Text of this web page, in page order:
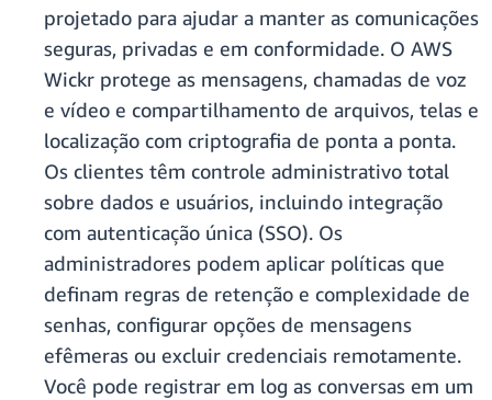
projetado para ajudar a manter as comunicações
seguras, privadas e em conformidade. O AWS
Wickr protege as mensagens, chamadas de voz
e vídeo e compartilhamento de arquivos, telas e
localização com criptografia de ponta a ponta.
Os clientes têm controle administrativo total
sobre dados e usuários, incluindo integração
com autenticação única (SSO). Os
administradores podem aplicar políticas que
definam regras de retenção e complexidade de
senhas, configurar opções de mensagens
efêmeras ou excluir credenciais remotamente.
Você pode registrar em log as conversas em um